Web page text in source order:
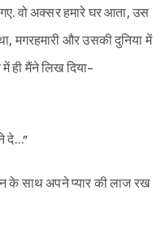
वो अक्सर हमारे घर आता, उस
मगरहमारी और उसकी दुनिया में
ही मैंने लिख दिया-
दे…”
के साथ अपने प्यार की लाज रख